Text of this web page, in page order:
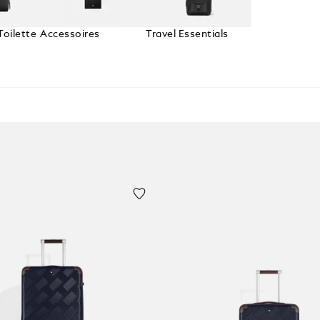
Accessoires Travel Essentials